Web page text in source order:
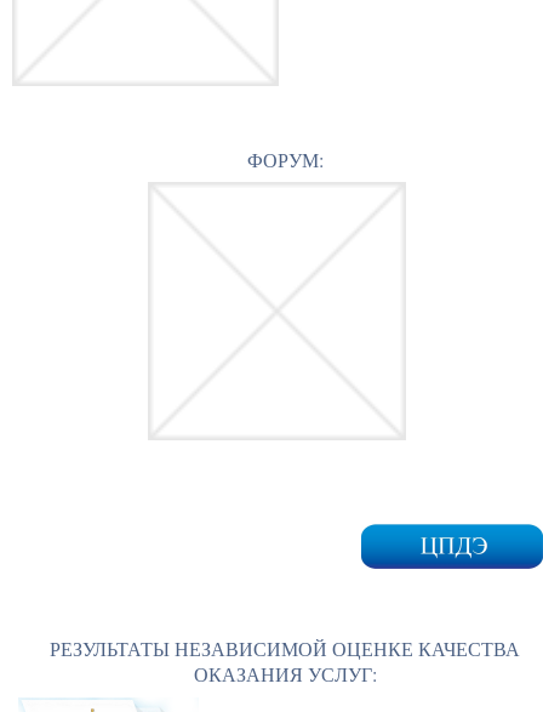
ФОРУМ:
РЕЗУЛЬТАТЫ НЕЗАВИСИМОЙ ОЦЕНКЕ КАЧЕСТВА
ОКАЗАНИЯ УСЛУГ: